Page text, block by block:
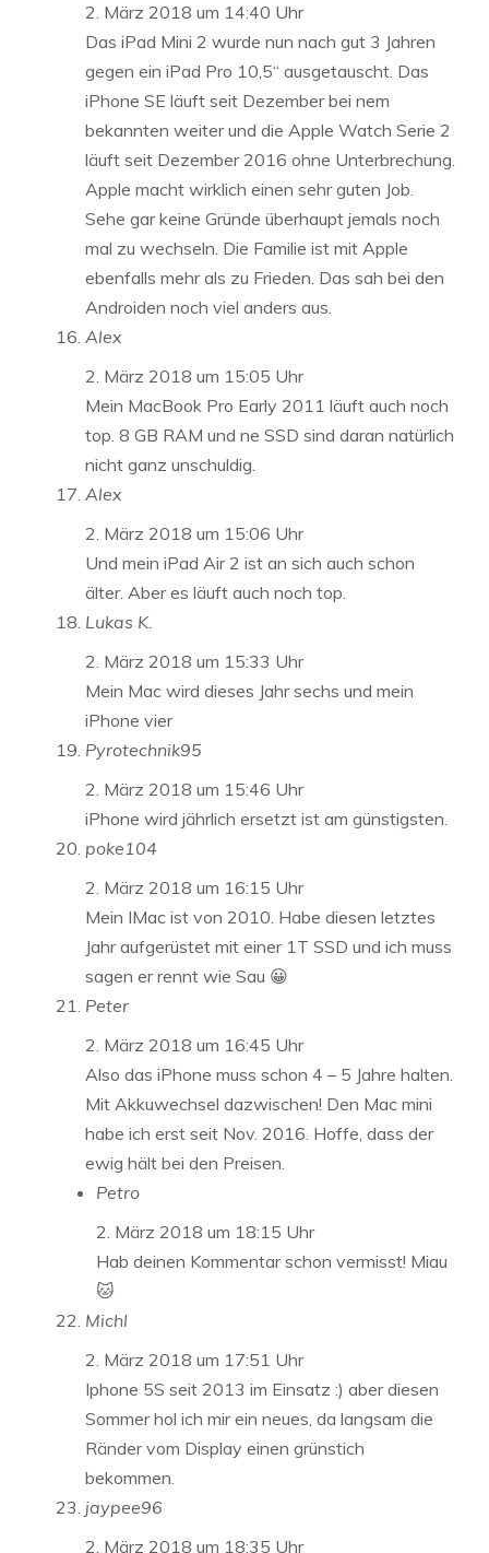
2. März 2018 um 14:40 Uhr
Das iPad Mini 2 wurde nun nach gut 3 Jahren
gegen ein iPad Pro 10,5“ ausgetauscht. Das
iPhone SE läuft seit Dezember bei nem
bekannten weiter und die Apple Watch Serie 2
läuft seit Dezember 2016 ohne Unterbrechung.
Apple macht wirklich einen sehr guten Job.
Sehe gar keine Gründe überhaupt jemals noch
mal zu wechseln. Die Familie ist mit Apple
ebenfalls mehr als zu Frieden. Das sah bei den
Androiden noch viel anders aus.
Alex
2. März 2018 um 15:05 Uhr
Mein MacBook Pro Early 2011 läuft auch noch
top. 8 GB RAM und ne SSD sind daran natürlich
nicht ganz unschuldig.
Alex
2. März 2018 um 15:06 Uhr
Und mein iPad Air 2 ist an sich auch schon
älter. Aber es läuft auch noch top.
Lukas K.
2. März 2018 um 15:33 Uhr
Mein Mac wird dieses Jahr sechs und mein
iPhone vier
Pyrotechnik95
2. März 2018 um 15:46 Uhr
iPhone wird jährlich ersetzt ist am günstigsten.
poke104
2. März 2018 um 16:15 Uhr
Mein IMac ist von 2010. Habe diesen letztes
Jahr aufgerüstet mit einer 1T SSD und ich muss
sagen er rennt wie Sau 😀
Peter
2. März 2018 um 16:45 Uhr
Also das iPhone muss schon 4 – 5 Jahre halten.
Mit Akkuwechsel dazwischen! Den Mac mini
habe ich erst seit Nov. 2016. Hoffe, dass der
ewig hält bei den Preisen.
Petro
2. März 2018 um 18:15 Uhr
Hab deinen Kommentar schon vermisst! Miau
🐱
Michl
2. März 2018 um 17:51 Uhr
Iphone 5S seit 2013 im Einsatz :) aber diesen
Sommer hol ich mir ein neues, da langsam die
Ränder vom Display einen grünstich
bekommen.
jaypee96
2. März 2018 um 18:35 Uhr